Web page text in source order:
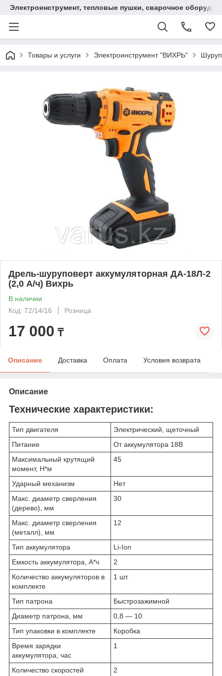
Электроинструмент, тепловые пушки, сварочное
Товары и услуги Электроинструмент "ВИХРЬ"
Дрель-шуруповерт аккумуляторная ДА-18Л-2
(2,0 А/ч) Вихрь
В наличии
Код: 72/14/16
Розница
17 000 ₸
Описание Доставка Оплата Условия возврата
Описание
Технические характеристики:
Тип двигателя
Электрический, щеточный
Питание
От аккумулятора 18В
Максимальный крутящий
момент, Н*м
45
Ударный механизм
Нет
Макс. диаметр сверления
(дерево), мм
30
Макс. диаметр сверления
(металл), мм
12
Тип аккумулятора
Li-Ion
Емкость аккумулятора, А*ч
2
Количество аккумуляторов в
комплекте
1 шт.
Тип патрона
Быстрозажимной
Диаметр патрона, мм
0,8 — 10
Тип упаковки в комплекте
Коробка
Время зарядки
аккумулятора, час
1
Количество скоростей
2